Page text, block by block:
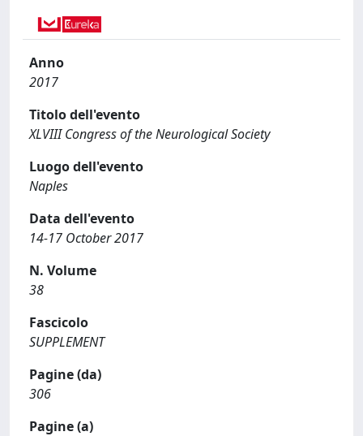
Anno
2017
Titolo dell'evento
XLVIII Congress of the Neurological Society
Luogo dell'evento
Naples
Data dell'evento
14-17 October 2017
N. Volume
38
Fascicolo
SUPPLEMENT
Pagine (da)
306
Pagine (a)